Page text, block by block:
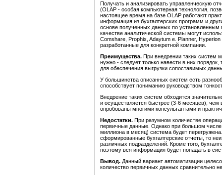
Получать и анализировать управленческую
(OLAP - особая компьютерная технология,
настоящее время на базе OLAP работают
информация из бухгалтерских программ и
основе полученных данных по
качестве аналитической системы могут
Comshare, Prophix, Adaytum e. Planner,
разработанные для конкретной компании.
Преимущества. При внедрении таких систем
нужно - следует только навести в них
для обеспечения выгрузки сопоставимых
У большинства описанных систем есть
способствует пониманию руководством
Внедрение таких систем обходится
и осуществляется быстрее (3-6 месяцев), чем
опробованы многими консультантами и
Недостатки. При разумном количестве
первичные данные. Однако при большом
миллиона в месяц) система будет
сформированные бухгалтерские отчеты, то
различных подразделений. Кроме того,
поэтому вся информация будет попадать в
Вывод. Данный вариант автоматизации
количество первичных данных сравнительно